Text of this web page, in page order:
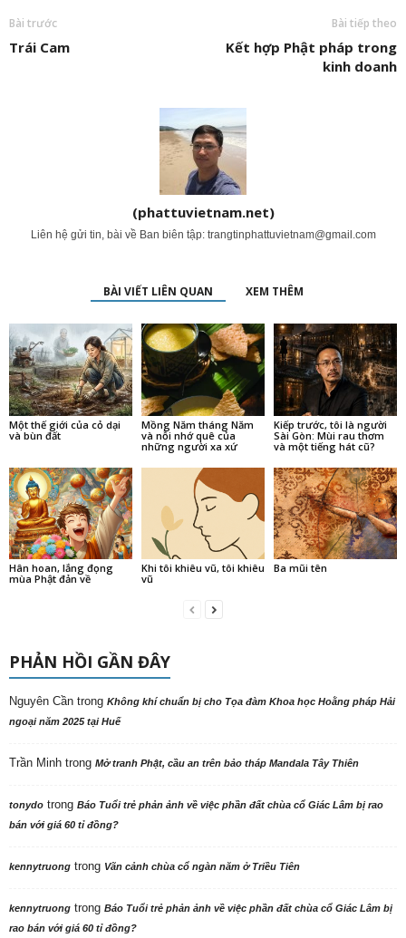
Bài trước
Trái Cam
Bài tiếp theo
Kết hợp Phật pháp trong
kinh doanh
(phattuvietnam.net)
Liên hệ gửi tin, bài về Ban biên tập: trangtinphattuvietnam@gmail.com
BÀI VIẾT LIÊN QUAN XEM THÊM
Một thế giới của cỏ dại
và bùn đất
Mồng Năm tháng Năm
và nỗi nhớ quê của
những người xa xứ
Kiếp trước, tôi là người
Sài Gòn: Mùi rau thơm
và một tiếng hát cũ?
Hân hoan, lắng đọng
mùa Phật đản về
Khi tôi khiêu vũ, tôi khiêu
vũ
Ba mũi tên
PHẢN HỒI GẦN ĐÂY
Nguyên Cần trong Không khí chuẩn bị cho Tọa đàm Khoa học Hoằng pháp Hải
ngoại năm 2025 tại Huế
Trần Minh trong Mở tranh Phật, cầu an trên bảo tháp Mandala Tây Thiên
tonydo trong Báo Tuổi trẻ phản ảnh về việc phần đất chùa cổ Giác Lâm bị rao
bán với giá 60 tỉ đồng?
kennytruong trong Vãn cảnh chùa cổ ngàn năm ở Triều Tiên
kennytruong trong Báo Tuổi trẻ phản ảnh về việc phần đất chùa cổ Giác Lâm bị
rao bán với giá 60 tỉ đồng?